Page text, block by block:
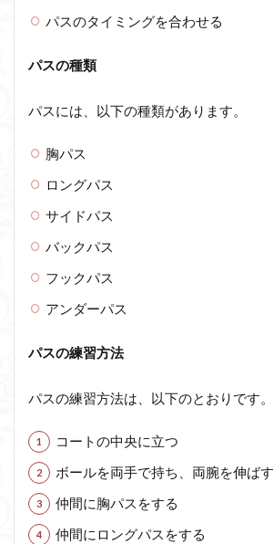
パスのタイミングを合わせる
パスの種類
パスには、以下の種類があります。
胸パス
ロングパス
サイドパス
バックパス
フックパス
アンダーパス
パスの練習方法
パスの練習方法は、以下のとおりです。
コートの中央に立つ
ボールを両手で持ち、両腕を伸ばす
仲間に胸パスをする
仲間にロングパスをする